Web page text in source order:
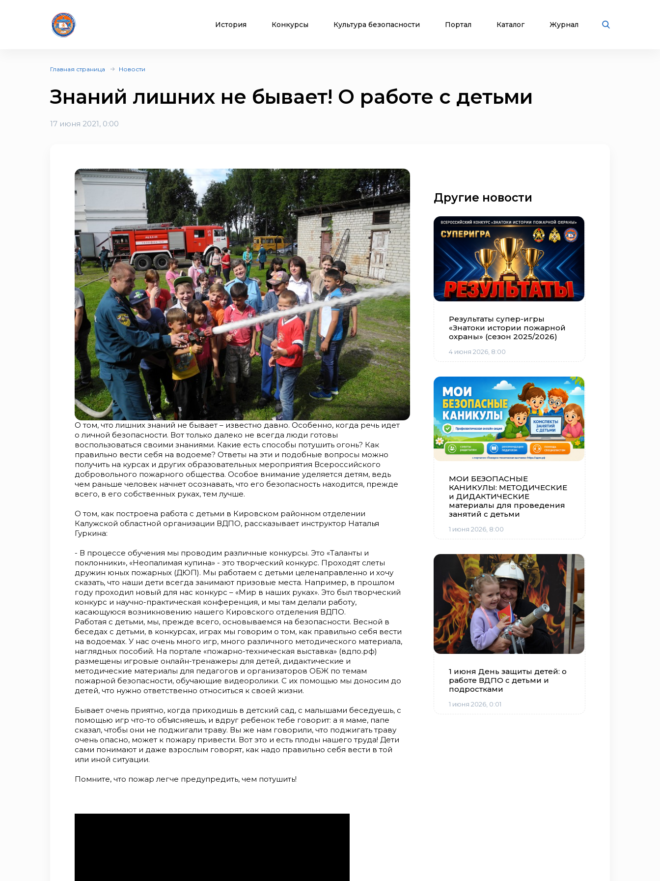
История Конкурсы Культура безопасности Портал Каталог Журнал
Главная страница Новости
Знаний лишних не бывает! О работе с детьми
17 июня 2021, 0:00
О том, что лишних знаний не бывает – известно давно. Особенно, когда речь идет
о личной безопасности. Вот только далеко не всегда люди готовы
воспользоваться своими знаниями. Какие есть способы потушить огонь? Как
правильно вести себя на водоеме? Ответы на эти и подобные вопросы можно
получить на курсах и других образовательных мероприятия Всероссийского
добровольного пожарного общества. Особое внимание уделяется детям, ведь
чем раньше человек начнет осознавать, что его безопасность находится, прежде
всего, в его собственных руках, тем лучше.
О том, как построена работа с детьми в Кировском районном отделении
Калужской областной организации ВДПО, рассказывает инструктор Наталья
Гуркина:
- В процессе обучения мы проводим различные конкурсы. Это «Таланты и
поклонники», «Неопалимая купина» - это творческий конкурс. Проходят слеты
дружин юных пожарных (ДЮП). Мы работаем с детьми целенаправленно и хочу
сказать, что наши дети всегда занимают призовые места. Например, в прошлом
году проходил новый для нас конкурс – «Мир в наших руках». Это был творческий
конкурс и научно-практическая конференция, и мы там делали работу,
касающуюся возникновению нашего Кировского отделения ВДПО.
Работая с детьми, мы, прежде всего, основываемся на безопасности. Весной в
беседах с детьми, в конкурсах, играх мы говорим о том, как правильно себя вести
на водоемах. У нас очень много игр, много различного методического материала,
наглядных пособий. На портале «пожарно-техническая выставка» (вдпо.рф)
размещены игровые онлайн-тренажеры для детей, дидактические и
методические материалы для педагогов и организаторов ОБЖ по темам
пожарной безопасности, обучающие видеоролики. С их помощью мы доносим до
детей, что нужно ответственно относиться к своей жизни.
Бывает очень приятно, когда приходишь в детский сад, с малышами беседуешь, с
помощью игр что-то объясняешь, и вдруг ребенок тебе говорит: а я маме, папе
сказал, чтобы они не поджигали траву. Вы же нам говорили, что поджигать траву
очень опасно, может к пожару привести. Вот это и есть плоды нашего труда! Дети
сами понимают и даже взрослым говорят, как надо правильно себя вести в той
или иной ситуации.
Помните, что пожар легче предупредить, чем потушить!
Другие новости
Результаты супер-игры
«Знатоки истории пожарной
охраны» (сезон 2025/2026)
4 июня 2026, 8:00
МОИ БЕЗОПАСНЫЕ
КАНИКУЛЫ: МЕТОДИЧЕСКИЕ
и ДИДАКТИЧЕСКИЕ
материалы для проведения
занятий с детьми
1 июня 2026, 8:00
1 июня День защиты детей: о
работе ВДПО с детьми и
подростками
1 июня 2026, 0:01